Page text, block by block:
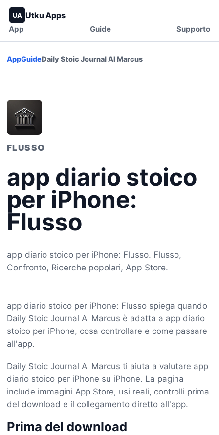
UA Utku Apps
App Guide Supporto
AppGuideDaily Stoic Journal AI Marcus
FLUSSO
app diario stoico
per iPhone:
Flusso
app diario stoico per iPhone: Flusso. Flusso,
Confronto, Ricerche popolari, App Store.
app diario stoico per iPhone: Flusso spiega quando
Daily Stoic Journal AI Marcus è adatta a app diario
stoico per iPhone, cosa controllare e come passare
all'app.
Daily Stoic Journal AI Marcus ti aiuta a valutare app
diario stoico per iPhone su iPhone. La pagina
include immagini App Store, usi reali, controlli prima
del download e il collegamento diretto all'app.
Prima del download